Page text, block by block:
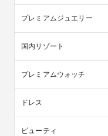
プレミアムジュエリー
国内リゾート
プレミアムウォッチ
ドレス
ビューティ